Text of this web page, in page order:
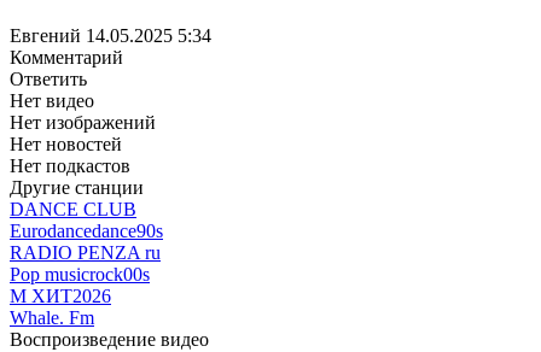
Евгений 14.05.2025 5:34
Комментарий
Ответить
Нет видео
Нет изображений
Нет новостей
Нет подкастов
Другие станции
DANCE CLUB
Eurodancedance90s
RADIO PENZA ru
Pop musicrock00s
М ХИТ2026
Whale. Fm
Воспроизведение видео